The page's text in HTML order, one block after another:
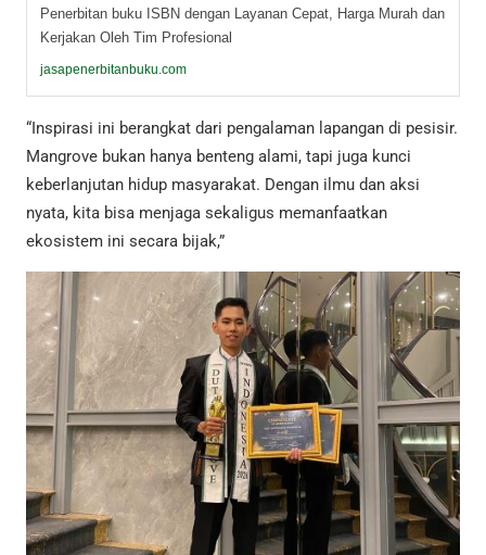
Penerbitan buku ISBN dengan Layanan Cepat, Harga Murah dan
Kerjakan Oleh Tim Profesional
jasapenerbitanbuku.com
“Inspirasi ini berangkat dari pengalaman lapangan di pesisir.
Mangrove bukan hanya benteng alami, tapi juga kunci
keberlanjutan hidup masyarakat. Dengan ilmu dan aksi
nyata, kita bisa menjaga sekaligus memanfaatkan
ekosistem ini secara bijak,”